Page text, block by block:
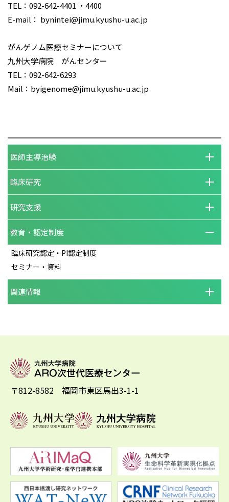
TEL：092-642-4401 ・4400
E-mail： bynintei@jimu.kyushu-u.ac.jp
がんゲノム医療セミナーについて
九州大学病院 がんセンター
TEL：092-642-6293
Mail：byigenome@jimu.kyushu-u.ac.jp
医師主導治験
臨床研究
研究支援
教育・認定制度
臨床研究認定・PI認定制度
セミナー・資料
関連情報
〒812-8582 福岡市東区馬出3-1-1